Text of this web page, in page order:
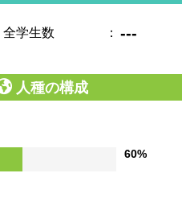
全学生数 ： ---
人種の構成
60%